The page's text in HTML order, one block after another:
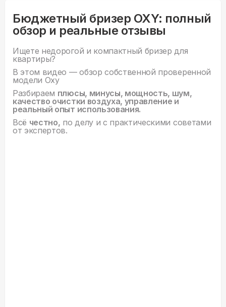
Бюджетный бризер OXY: полный
обзор и реальные отзывы
Ищете недорогой и компактный бризер для
квартиры?
В этом видео — обзор собственной проверенной
модели Oxy
Разбираем плюсы, минусы, мощность, шум,
качество очистки воздуха, управление и
реальный опыт использования.
Всё честно, по делу и с практическими советами
от экспертов.